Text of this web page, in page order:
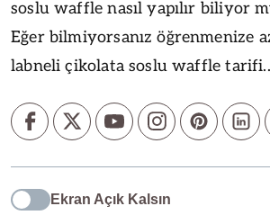
soslu waffle nasıl yapılır biliyor
Eğer bilmiyorsanız öğrenmenize
labneli çikolata soslu waffle
Ekran Açık Kalsın